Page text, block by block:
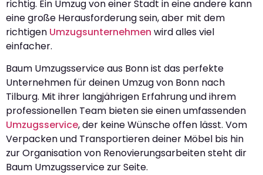
richtig. Ein Umzug von einer Stadt in eine andere kann
eine große Herausforderung sein, aber mit dem
richtigen Umzugsunternehmen wird alles viel
einfacher.
Baum Umzugsservice aus Bonn ist das perfekte
Unternehmen für deinen Umzug von Bonn nach
Tilburg. Mit ihrer langjährigen Erfahrung und ihrem
professionellen Team bieten sie einen umfassenden
Umzugsservice, der keine Wünsche offen lässt. Vom
Verpacken und Transportieren deiner Möbel bis hin
zur Organisation von Renovierungsarbeiten steht dir
Baum Umzugsservice zur Seite.